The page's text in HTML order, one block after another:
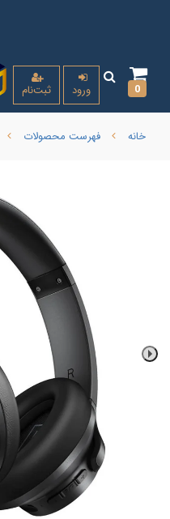
0 ورود ثبت‌نام
خانه فهرست محصولات